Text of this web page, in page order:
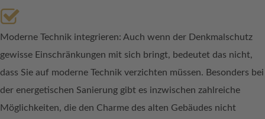
Moderne Technik integrieren: Auch wenn der Denkmalschutz
gewisse Einschränkungen mit sich bringt, bedeutet das nicht,
dass Sie auf moderne Technik verzichten müssen. Besonders bei
der energetischen Sanierung gibt es inzwischen zahlreiche
Möglichkeiten, die den Charme des alten Gebäudes nicht